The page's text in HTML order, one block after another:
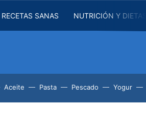
RECETAS SANAS NUTRICIÓN Y
Aceite Pasta Pescado Yogur